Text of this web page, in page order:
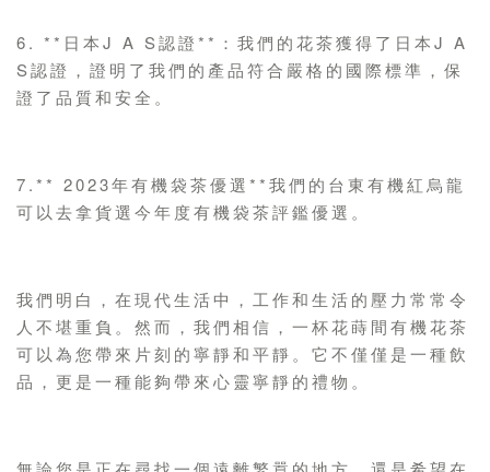
6. **日本J A S認證**：我們的花茶獲得了日本J A
S認證，證明了我們的產品符合嚴格的國際標準，保
證了品質和安全。
7.** 2023年有機袋茶優選**我們的台東有機紅烏龍
可以去拿貨選今年度有機袋茶評鑑優選。
我們明白，在現代生活中，工作和生活的壓力常常令
人不堪重負。然而，我們相信，一杯花蒔間有機花茶
可以為您帶來片刻的寧靜和平靜。它不僅僅是一種飲
品，更是一種能夠帶來心靈寧靜的禮物。